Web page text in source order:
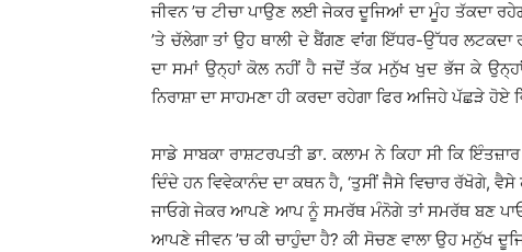
ਜੀਵਨ ’ਚ ਟੀਚਾ ਪਾਉਣ ਲਈ ਜੇਕਰ ਦੂਜਿਆਂ ਦਾ ਮੂੰਹ ਤੱਕਦਾ
’ਤੇ ਚੱਲੇਗਾ ਤਾਂ ਉਹ ਥਾਲੀ ਦੇ ਬੈਂਗਣ ਵਾਂਗ ਇੱਧਰ-ਉੱਧਰ
ਦਾ ਸਮਾਂ ਉਨ੍ਹਾਂ ਕੋਲ ਨਹੀਂ ਹੈ ਜਦੋਂ ਤੱਕ ਮਨੁੱਖ ਖੁਦ ਭੱਜ ਕੇ
ਨਿਰਾਸ਼ਾ ਦਾ ਸਾਹਮਣਾ ਹੀ ਕਰਦਾ ਰਹੇਗਾ ਫਿਰ ਅਜਿਹੇ ਪੱਛੜੇ ਹੋਏ
ਸਾਡੇ ਸਾਬਕਾ ਰਾਸ਼ਟਰਪਤੀ ਡਾ. ਕਲਾਮ ਨੇ ਕਿਹਾ ਸੀ ਕਿ
ਦਿੰਦੇ ਹਨ ਵਿਵੇਕਾਨੰਦ ਦਾ ਕਥਨ ਹੈ, ‘ਤੁਸੀਂ ਜੈਸੇ ਵਿਚਾਰ ਰੱਖੋਗੇ,
ਜਾਓਗੇ ਜੇਕਰ ਆਪਣੇ ਆਪ ਨੂੰ ਸਮਰੱਥ ਮੰਨੋਗੇ ਤਾਂ ਸਮਰੱਥ ਬਣ
ਆਪਣੇ ਜੀਵਨ ’ਚ ਕੀ ਚਾਹੁੰਦਾ ਹੈ? ਕੀ ਸੋਚਣ ਵਾਲਾ ਉਹ ਮਨੁੱਖ